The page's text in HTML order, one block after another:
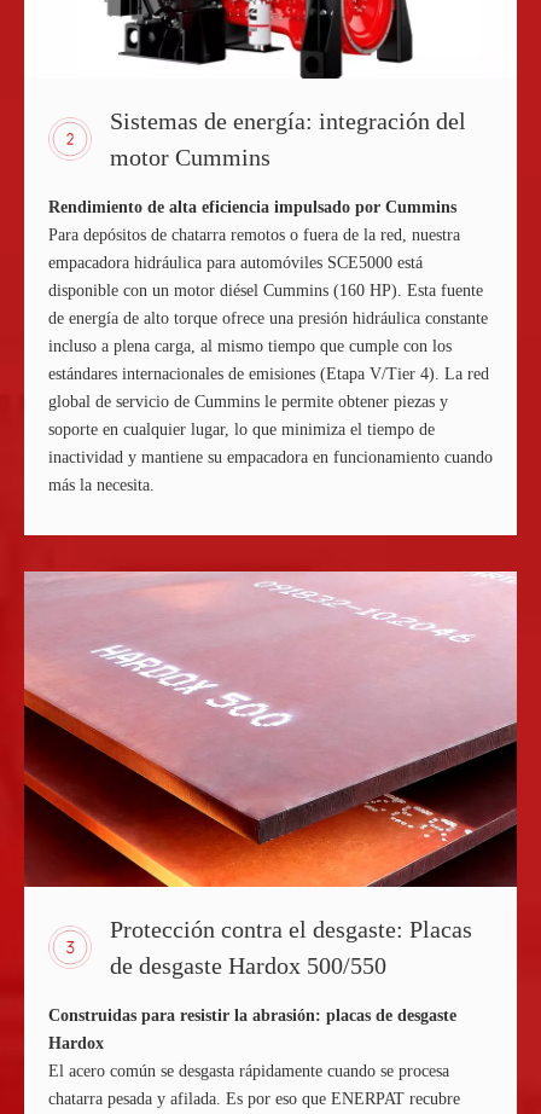
Sistemas de energía: integración del
motor Cummins
Rendimiento de alta eficiencia impulsado por Cummins
Para depósitos de chatarra remotos o fuera de la red, nuestra
empacadora hidráulica para automóviles SCE5000 está
disponible con un motor diésel Cummins (160 HP). Esta fuente
de energía de alto torque ofrece una presión hidráulica constante
incluso a plena carga, al mismo tiempo que cumple con los
estándares internacionales de emisiones (Etapa V/Tier 4). La red
global de servicio de Cummins le permite obtener piezas y
soporte en cualquier lugar, lo que minimiza el tiempo de
inactividad y mantiene su empacadora en funcionamiento cuando
más la necesita.
Protección contra el desgaste: Placas
de desgaste Hardox 500/550
Construidas para resistir la abrasión: placas de desgaste
Hardox
El acero común se desgasta rápidamente cuando se procesa
chatarra pesada y afilada. Es por eso que ENERPAT recubre